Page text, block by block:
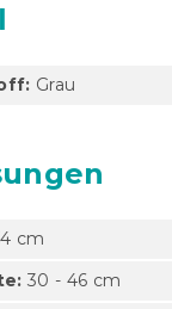
Grau
cm
30 - 46 cm